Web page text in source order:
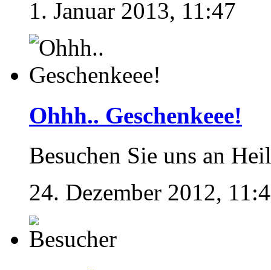
1. Januar 2013, 11:47
Ohhh.. Geschenkeee!
Besuchen Sie uns an
24. Dezember 2012,